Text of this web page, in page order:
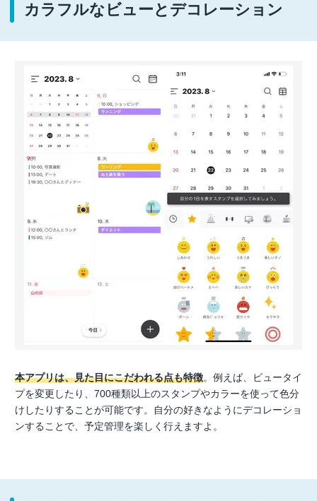
カラフルなビューとデコレーション
本アプリは、見た目にこだわれる点も特徴。例えば、ビュータイ
プを変更したり、700種類以上のスタンプやカラーを使って色分
けしたりすることが可能です。自分の好きなようにデコレーショ
ンすることで、予定管理を楽しく行えますよ。